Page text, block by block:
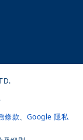
條款、 Google 隱私